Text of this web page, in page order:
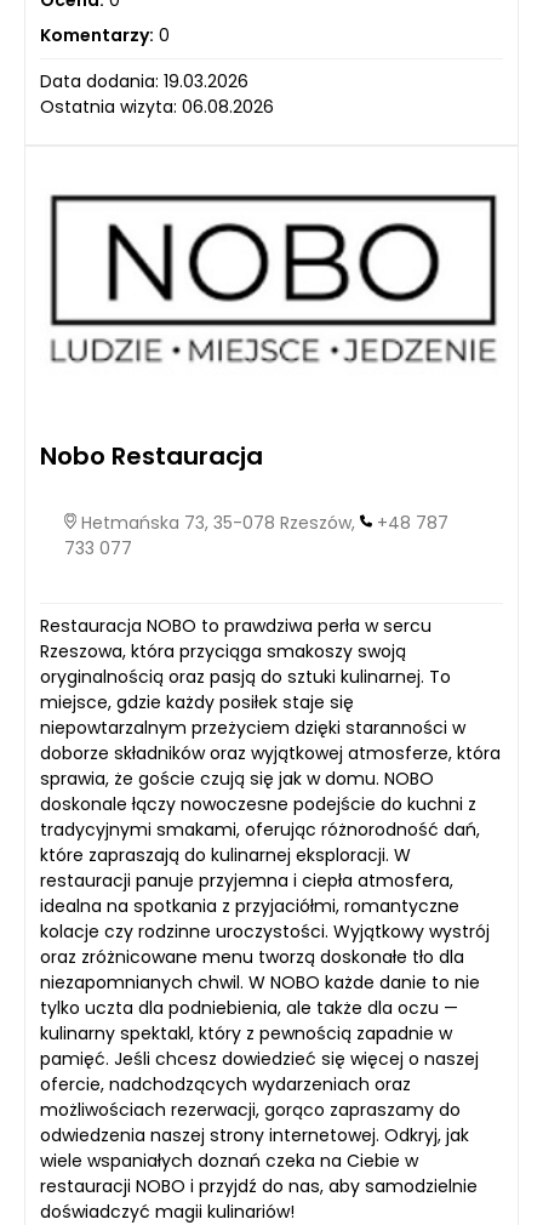
Komentarzy: 0
Data dodania: 19.03.2026
Ostatnia wizyta: 06.08.2026
Nobo Restauracja
Hetmańska 73, 35-078 Rzeszów,
+48 787
733 077
Restauracja NOBO to prawdziwa perła w sercu
Rzeszowa, która przyciąga smakoszy swoją
oryginalnością oraz pasją do sztuki kulinarnej. To
miejsce, gdzie każdy posiłek staje się
niepowtarzalnym przeżyciem dzięki staranności w
doborze składników oraz wyjątkowej atmosferze, która
sprawia, że goście czują się jak w domu. NOBO
doskonale łączy nowoczesne podejście do kuchni z
tradycyjnymi smakami, oferując różnorodność dań,
które zapraszają do kulinarnej eksploracji. W
restauracji panuje przyjemna i ciepła atmosfera,
idealna na spotkania z przyjaciółmi, romantyczne
kolacje czy rodzinne uroczystości. Wyjątkowy wystrój
oraz zróżnicowane menu tworzą doskonałe tło dla
niezapomnianych chwil. W NOBO każde danie to nie
tylko uczta dla podniebienia, ale także dla oczu —
kulinarny spektakl, który z pewnością zapadnie w
pamięć. Jeśli chcesz dowiedzieć się więcej o naszej
ofercie, nadchodzących wydarzeniach oraz
możliwościach rezerwacji, gorąco zapraszamy do
odwiedzenia naszej strony internetowej. Odkryj, jak
wiele wspaniałych doznań czeka na Ciebie w
restauracji NOBO i przyjdź do nas, aby samodzielnie
doświadczyć magii kulinariów!